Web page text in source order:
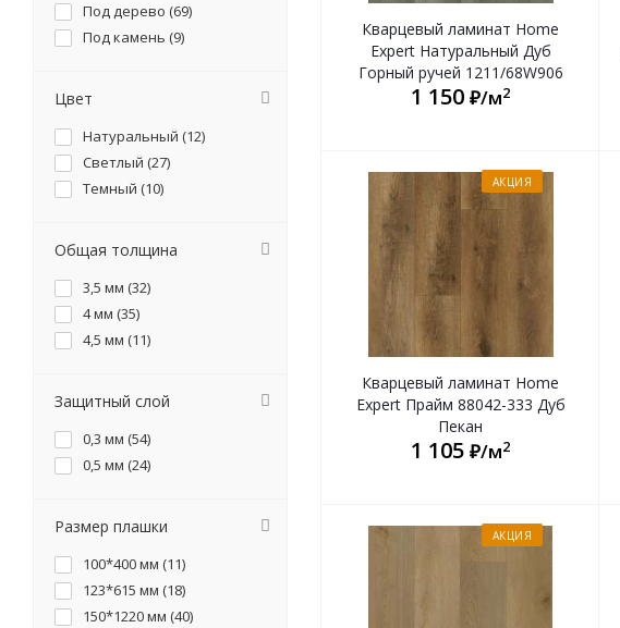
Кварцевый ламинат Home
Expert Натуральный Дуб
Горный ручей 1211/68W906
1 150 ₽/м2
АКЦИЯ
Кварцевый ламинат Home
Expert Прайм 88042-333 Дуб
Пекан
1 105 ₽/м2
АКЦИЯ
Под дерево (69)
Под камень (9)
Цвет
Натуральный (12)
Светлый (27)
Темный (10)
Общая толщина
3,5 мм (32)
4 мм (35)
4,5 мм (11)
Защитный слой
0,3 мм (54)
0,5 мм (24)
Размер плашки
100*400 мм (11)
123*615 мм (18)
150*1220 мм (40)